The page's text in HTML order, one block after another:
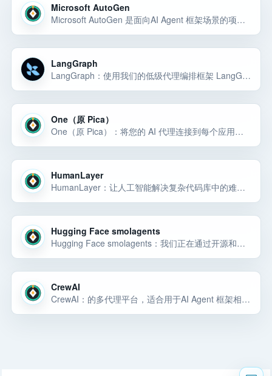
Microsoft AutoGen
Microsoft AutoGen 是面向AI Agent 框架场景的项目入口，主要用于完成AI Agent 框架相关任务，对应官网路径 /autogen；官网域名为 microsoft.github.io。
LangGraph
LangGraph：使用我们的低级代理编排框架 LangGraph 构建可控代理
One（原 Pica）
One（原 Pica）：将您的 AI 代理连接到每个应用程序。一个 CLI 中包含身份验证、内存、调度和 65,000 多个工具。
HumanLayer
HumanLayer：让人工智能解决复杂代码库中的难题的方法。
Hugging Face smolagents
Hugging Face smolagents：我们正在通过开源和开放科学推进人工智能并使之民主化；该入口聚焦 Hugging Face smolagents，对应官网路径 /docs/smolagents。
CrewAI
CrewAI：的多代理平台，适合用于AI Agent 框架相关任务。